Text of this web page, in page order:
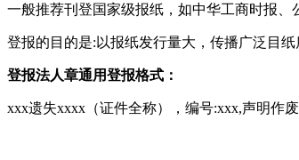
一般推荐刊登国家级报纸，如中华工商时报、
登报的目的是:以报纸发行量大，传播广泛目
登报法人章通用登报格式：
xxx遗失xxxx（证件全称），编号:xxx,声明作废